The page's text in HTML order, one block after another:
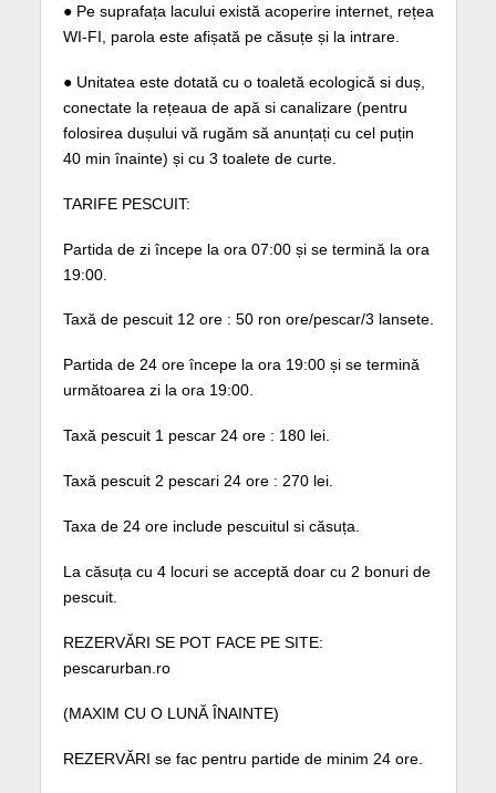
● Pe suprafața lacului există acoperire internet, rețea
WI-FI, parola este afișată pe căsuțe și la intrare.
● Unitatea este dotată cu o toaletă ecologică si duș,
conectate la rețeaua de apă si canalizare (pentru
folosirea dușului vă rugăm să anunțați cu cel puțin
40 min înainte) și cu 3 toalete de curte.
TARIFE PESCUIT:
Partida de zi începe la ora 07:00 și se termină la ora
19:00.
Taxă de pescuit 12 ore : 50 ron ore/pescar/3 lansete.
Partida de 24 ore începe la ora 19:00 și se termină
următoarea zi la ora 19:00.
Taxă pescuit 1 pescar 24 ore : 180 lei.
Taxă pescuit 2 pescari 24 ore : 270 lei.
Taxa de 24 ore include pescuitul si căsuța.
La căsuța cu 4 locuri se acceptă doar cu 2 bonuri de
pescuit.
REZERVĂRI SE POT FACE PE SITE:
pescarurban.ro
(MAXIM CU O LUNĂ ÎNAINTE)
REZERVĂRI se fac pentru partide de minim 24 ore.